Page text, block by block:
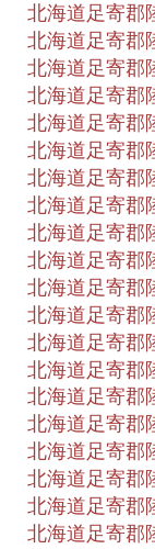
北海道足寄郡
北海道足寄郡
北海道足寄郡
北海道足寄郡
北海道足寄郡
北海道足寄郡
北海道足寄郡
北海道足寄郡
北海道足寄郡
北海道足寄郡
北海道足寄郡
北海道足寄郡
北海道足寄郡
北海道足寄郡
北海道足寄郡
北海道足寄郡
北海道足寄郡
北海道足寄郡
北海道足寄郡
北海道足寄郡